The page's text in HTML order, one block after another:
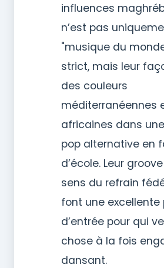
influences
n’est pas
"musique du
strict, mais leur
des couleurs
méditerranéennes
africaines dans
pop alternative en
d’école. Leur
sens du refrain
font une excellente
d’entrée pour qui
chose à la fois
dansant.